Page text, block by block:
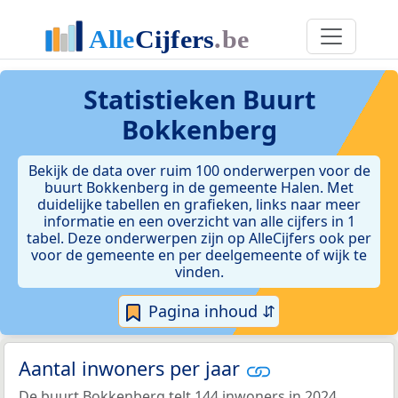
Statistieken Buurt
Bokkenberg
Bekijk de data over ruim 100 onderwerpen voor de
buurt Bokkenberg in de gemeente Halen. Met
duidelijke tabellen en grafieken, links naar meer
informatie en een overzicht van alle cijfers in 1
tabel. Deze onderwerpen zijn op AlleCijfers ook per
voor de gemeente en per deelgemeente of wijk te
vinden.
Pagina inhoud ⇵
Aantal inwoners per jaar